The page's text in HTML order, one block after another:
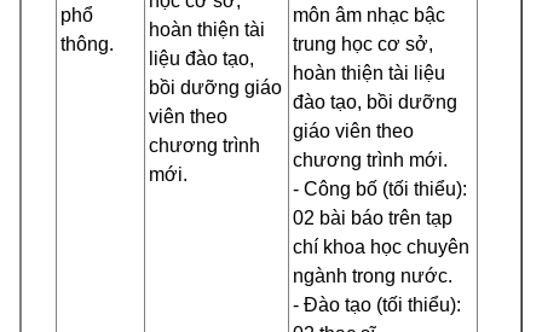
phổ
thông.
hoàn thiện tài
liệu đào tạo,
bồi dưỡng giáo
viên theo
chương trình
mới.
môn âm nhạc bậc
trung học cơ sở,
hoàn thiện tài liệu
đào tạo, bồi dưỡng
giáo viên theo
chương trình mới.
- Công bố (tối thiểu):
02 bài báo trên tạp
chí khoa học chuyên
ngành trong nước.
- Đào tạo (tối thiểu):